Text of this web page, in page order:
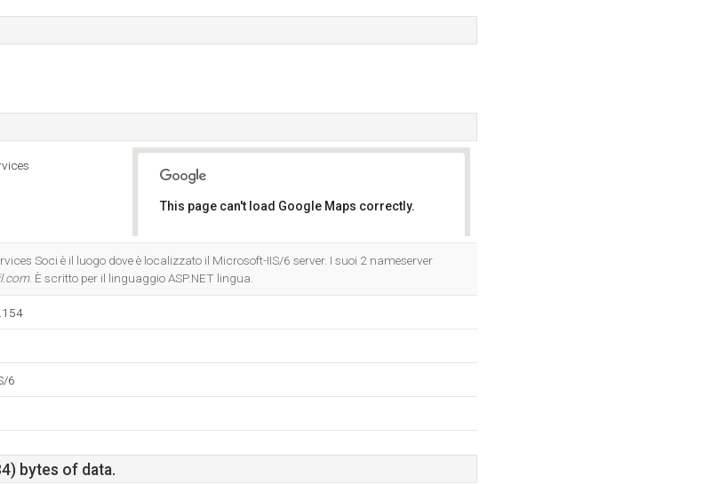
This page can't load Google Maps correctly.
Soci è il luogo dove è localizzato il Microsoft-IIS/6 server. I suoi 2 nameserver
. È scritto per il linguaggio ASP.NET lingua.
6
bytes of data.